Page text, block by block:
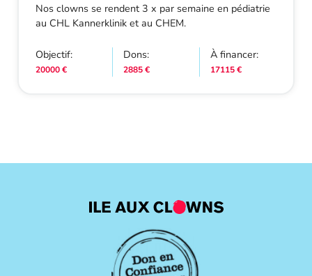
Nos clowns se rendent 3 x par semaine en pédiatrie
au CHL Kannerklinik et au CHEM.
Objectif:
20000 €
Dons:
2885 €
À financer:
17115 €